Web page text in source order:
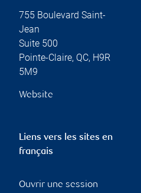
755 Boulevard Saint-
Jean
Suite 500
Pointe-Claire, QC, H9R
5M9
Website
Liens vers les sites en
français
Ouvrir une session